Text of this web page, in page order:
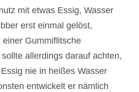
mit etwas Essig, Wasser
erst einmal gelöst,
Gummiflitsche
allerdings darauf achten,
nie in heißes Wasser
entwickelt er nämlich